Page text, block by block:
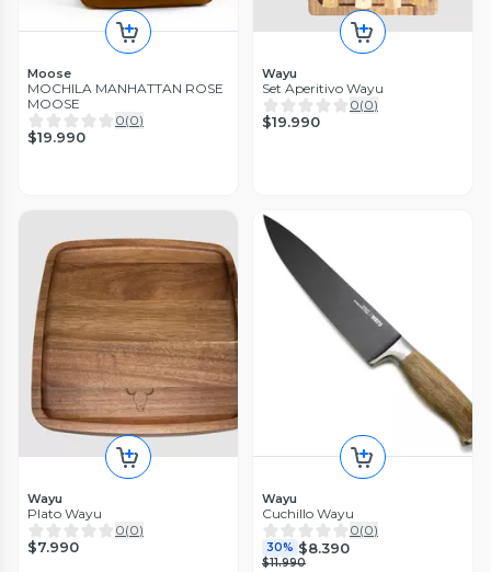
Moose
MOCHILA MANHATTAN ROSE
MOOSE
0(0)
$19.990
Wayu
Set Aperitivo Wayu
0(0)
$19.990
Wayu
Plato Wayu
0(0)
$7.990
Wayu
Cuchillo Wayu
0(0)
30% $8.390
$11.990